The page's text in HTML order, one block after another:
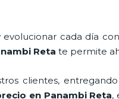
evolucionar cada día
Reta te permite
clientes,
en Panambi Reta,